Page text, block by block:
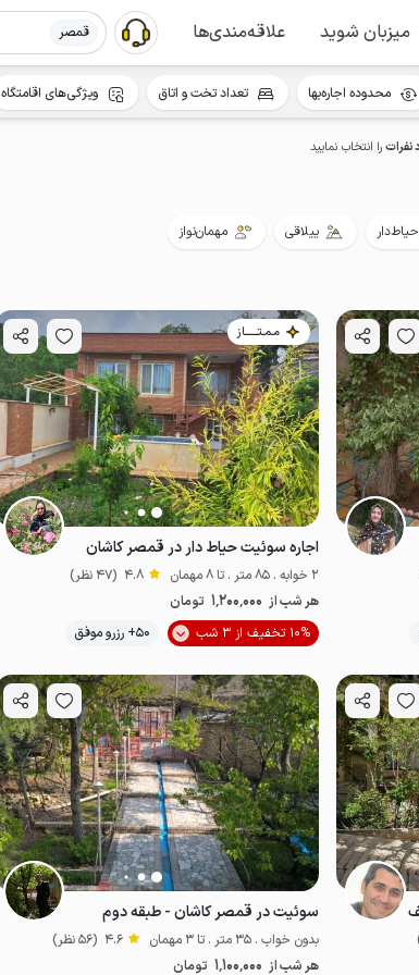
میزبان شوید علاقه‌مندی‌ها قمصر
نفراترا انتخاب نمایید
حیاط‌دار ییلاقی مهمان‌نواز
اقتصادی
مـمـتــــــاز
اجاره سوئیت حیاط دار در قمصر کاشان
2 خوابه . 85 متر . تا 8 مهمان 4.8 (47 نظر)
هر شب از 1٬200٬000 تومان
10% تخفیف از 3 شب
50+ رزرو موفق
سوئیت در قمصر کاشان - طبقه دوم
بدون خواب . 35 متر . تا 3 مهمان 4.6 (56 نظر)
هر شب از 1٬100٬000 تومان
محدوده اجاره‌بها تعداد تخت و اتاق ویژگی‌های اقامتگاه